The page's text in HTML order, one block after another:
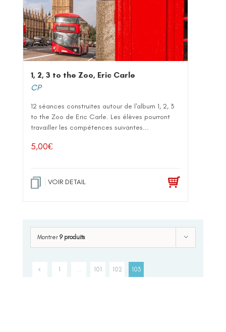
1, 2, 3 to the Zoo, Eric Carle
CP
12 séances construites autour de l'album 1, 2, 3
to the Zoo de Eric Carle. Les élèves pourront
travailler les compétences suivantes...
5,00€
VOIR DETAIL
Montrer 9 produits
1 101 102 103